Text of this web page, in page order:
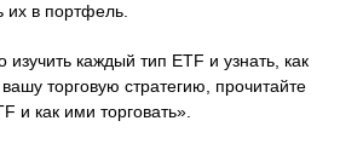
их в портфель.
каждый тип ETF и узнать, как
торговую стратегию, прочитайте
и как ими торговать».